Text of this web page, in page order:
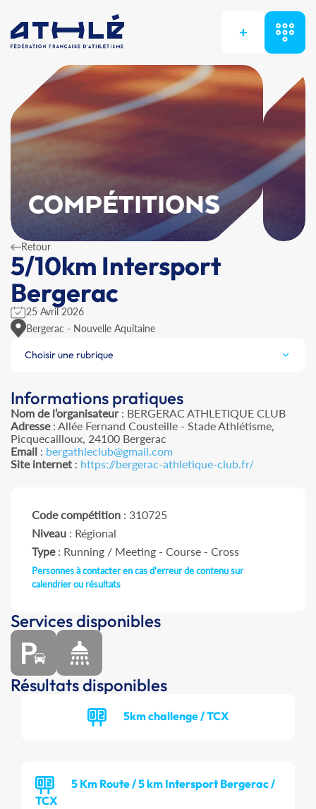
+
COMPÉTITIONS
Retour
5/10km Intersport
Bergerac
25 Avril 2026
Bergerac - Nouvelle Aquitaine
Choisir une rubrique
Informations pratiques
Nom de l’organisateur: BERGERAC ATHLETIQUE CLUB
Adresse: Allée Fernand Cousteille - Stade Athlétisme,
Picquecailloux, 24100 Bergerac
Email : bergathleclub@gmail.com
Site internet : https://bergerac-athletique-club.fr/
Code compétition : 310725
Niveau : Régional
Type: Running / Meeting - Course - Cross
Personnes à contacter en cas d'erreur de contenu sur
calendrier ou résultats
Services disponibles
Résultats disponibles
5km challenge / TCX
5 Km Route / 5 km Intersport Bergerac /
TCX